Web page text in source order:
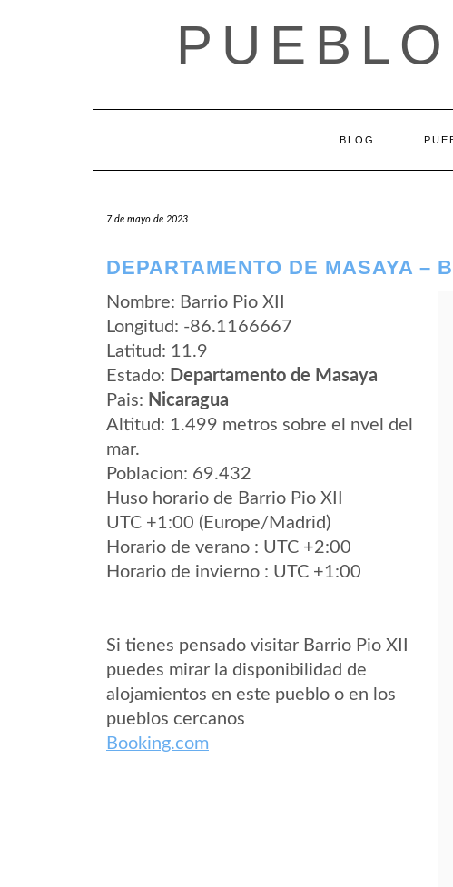
BLOG
7 de mayo de 2023
DEPARTAMENTO DE MASAYA –
Nombre: Barrio Pio XII
Longitud: -86.1166667
Latitud: 11.9
Estado: Departamento de Masaya
Pais: Nicaragua
Altitud: 1.499 metros sobre el nvel del
mar.
Poblacion: 69.432
Huso horario de Barrio Pio XII
UTC +1:00 (Europe/Madrid)
Horario de verano : UTC +2:00
Horario de invierno : UTC +1:00
Si tienes pensado visitar Barrio Pio XII
puedes mirar la disponibilidad de
alojamientos en este pueblo o en los
pueblos cercanos
Booking.com